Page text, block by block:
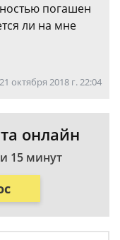
погашен
ли на мне
21 октября 2018 г. 22:04
онлайн
15 минут